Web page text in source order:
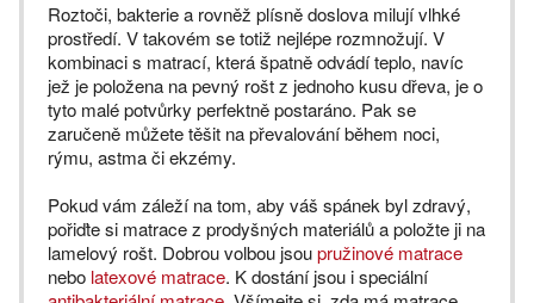
Roztoči, bakterie a rovněž plísně doslova milují vlhké
prostředí. V takovém se totiž nejlépe rozmnožují. V
kombinaci s matrací, která špatně odvádí teplo, navíc
jež je položena na pevný rošt z jednoho kusu dřeva, je o
tyto malé potvůrky perfektně postaráno. Pak se
zaručeně můžete těšit na převalování během noci,
rýmu, astma či ekzémy.
Pokud vám záleží na tom, aby váš spánek byl zdravý,
pořiďte si matrace z prodyšných materiálů a položte ji na
lamelový rošt. Dobrou volbou jsoupružinové matrace
nebo latexové matrace. K dostání jsou i speciální